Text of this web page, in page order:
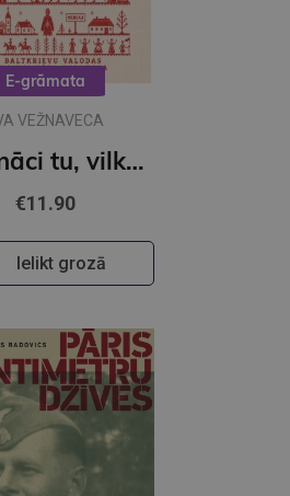
E-grāmata
VEŽNAVECA
Kam nāci tu, vilks? (e- grāmata)
€11.90
Ielikt grozā